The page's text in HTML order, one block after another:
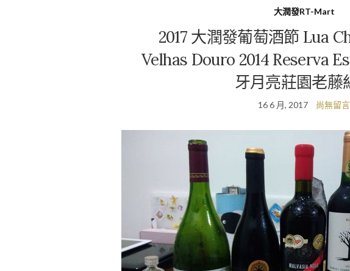
大潤發RT-Mart
2017 大潤發葡萄酒節 Lua
Velhas Douro 2014 Reserva
牙月亮莊園老藤
16 6 月, 2017 尚無留言